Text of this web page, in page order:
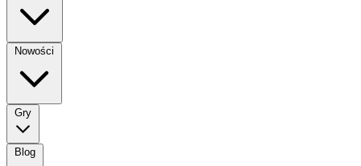
Nowości
Gry
Blog